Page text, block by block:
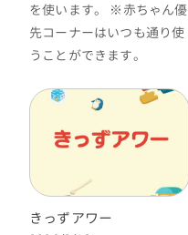
を使います。 ※赤ちゃん優
先コーナーはいつも通り使
うことができます。
きっずアワー